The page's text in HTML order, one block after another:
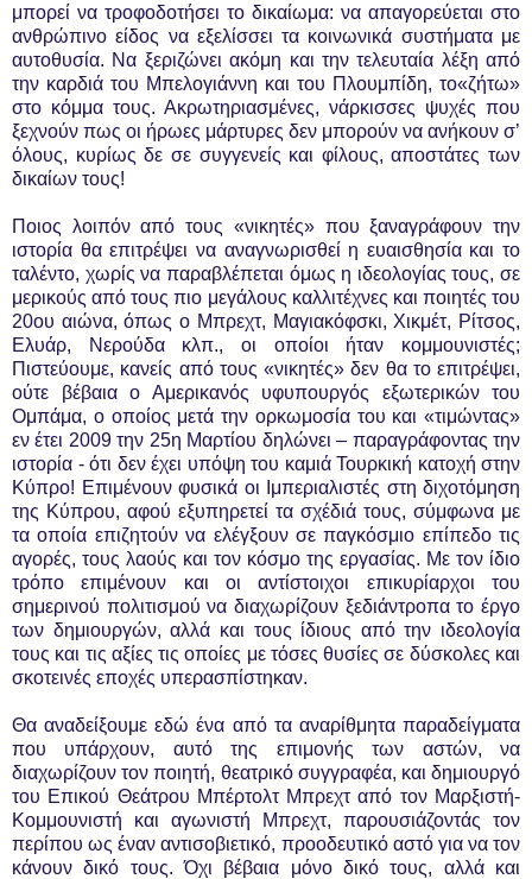
μπορεί να τροφοδοτήσει το δικαίωμα: να απαγορεύεται στο
ανθρώπινο είδος να εξελίσσει τα κοινωνικά συστήματα με
αυτοθυσία. Να ξεριζώνει ακόμη και την τελευταία λέξη από
την καρδιά του Μπελογιάννη και του Πλουμπίδη, το«ζήτω»
στο κόμμα τους. Ακρωτηριασμένες, νάρκισσες ψυχές που
ξεχνούν πως οι ήρωες μάρτυρες δεν μπορούν να ανήκουν σ’
όλους, κυρίως δε σε συγγενείς και φίλους, αποστάτες των
δικαίων τους!
Ποιος λοιπόν από τους «νικητές» που ξαναγράφουν την
ιστορία θα επιτρέψει να αναγνωρισθεί η ευαισθησία και το
ταλέντο, χωρίς να παραβλέπεται όμως η ιδεολογίας τους, σε
μερικούς από τους πιο μεγάλους καλλιτέχνες και ποιητές του
20ου αιώνα, όπως ο Μπρεχτ, Μαγιακόφσκι, Χικμέτ, Ρίτσος,
Ελυάρ, Νερούδα κλπ., οι οποίοι ήταν κομμουνιστές;
Πιστεύουμε, κανείς από τους «νικητές» δεν θα το επιτρέψει,
ούτε βέβαια ο Αμερικανός υφυπουργός εξωτερικών του
Ομπάμα, ο οποίος μετά την ορκωμοσία του και «τιμώντας»
εν έτει 2009 την 25η Μαρτίου δηλώνει – παραγράφοντας την
ιστορία - ότι δεν έχει υπόψη του καμιά Τουρκική κατοχή στην
Κύπρο! Επιμένουν φυσικά οι Ιμπεριαλιστές στη διχοτόμηση
της Κύπρου, αφού εξυπηρετεί τα σχέδιά τους, σύμφωνα με
τα οποία επιζητούν να ελέγξουν σε παγκόσμιο επίπεδο τις
αγορές, τους λαούς και τον κόσμο της εργασίας. Με τον ίδιο
τρόπο επιμένουν και οι αντίστοιχοι επικυρίαρχοι του
σημερινού πολιτισμού να διαχωρίζουν ξεδιάντροπα το έργο
των δημιουργών, αλλά και τους ίδιους από την ιδεολογία
τους και τις αξίες τις οποίες με τόσες θυσίες σε δύσκολες και
σκοτεινές εποχές υπερασπίστηκαν.
Θα αναδείξουμε εδώ ένα από τα αναρίθμητα παραδείγματα
που υπάρχουν, αυτό της επιμονής των αστών, να
διαχωρίζουν τον ποιητή, θεατρικό συγγραφέα, και δημιουργό
του Επικού Θεάτρου Μπέρτολτ Μπρεχτ από τον Μαρξιστή-
Κομμουνιστή και αγωνιστή Μπρεχτ, παρουσιάζοντάς τον
περίπου ως έναν αντισοβιετικό, προοδευτικό αστό για να τον
κάνουν δικό τους. Όχι βέβαια μόνο δικό τους, αλλά και